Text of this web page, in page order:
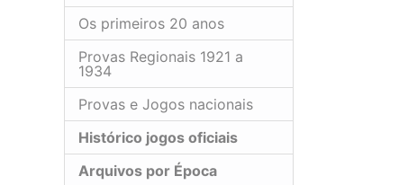
Os primeiros 20 anos
Provas Regionais 1921 a
1934
Provas e Jogos nacionais
Histórico jogos oficiais
Arquivos por Época